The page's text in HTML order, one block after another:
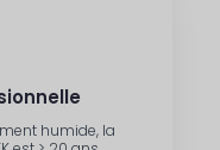
humide, la